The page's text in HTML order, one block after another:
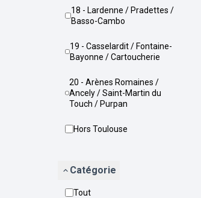
18 - Lardenne / Pradettes /
Basso-Cambo
19 - Casselardit / Fontaine-
Bayonne / Cartoucherie
20 - Arènes Romaines /
Ancely / Saint-Martin du
Touch / Purpan
Hors Toulouse
Catégorie
Tout